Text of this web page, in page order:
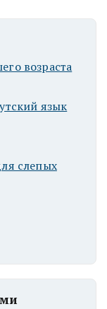
возраста
язык
слепых